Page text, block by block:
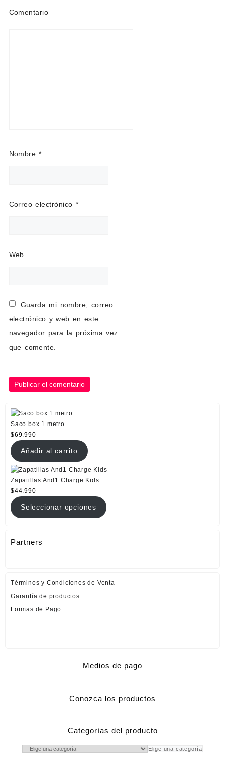
Comentario
Nombre*
Correo electrónico *
Web
Guarda mi nombre, correo
electrónico y web en este
navegador para la próxima vez
que comente.
Saco box 1 metro
$69.990
Añadir al carrito
Zapatillas And1 Charge Kids
$44.990
Seleccionar opciones
Partners
Términos y Condiciones de Venta
Garantía de productos
Formas de Pago
.
.
Medios de pago
Conozca los productos
Categorías del producto
Elige una categoría